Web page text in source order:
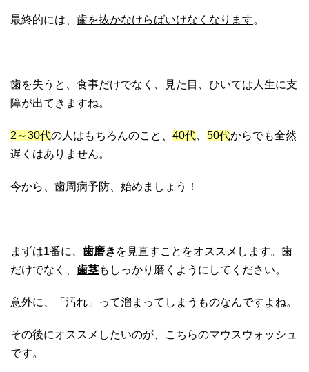
最終的には、 歯を抜かなけらばいけなくなります。
歯を失うと、食事だけでなく、見た目、ひいては人生に支
障が出てきますね。
2～30代の人はもちろんのこと、 40代 50代からでも全然
遅くはありません。
今から、歯周病予防、始めましょう！
まずは1番に、 歯磨き を見直すことをオススメします。歯
だけでなく、 歯茎もしっかり磨くようにしてください。
意外に、「汚れ」って溜まってしまうものなんですよね。
その後にオススメしたいのが、こちらのマウスウォッシュ
です。